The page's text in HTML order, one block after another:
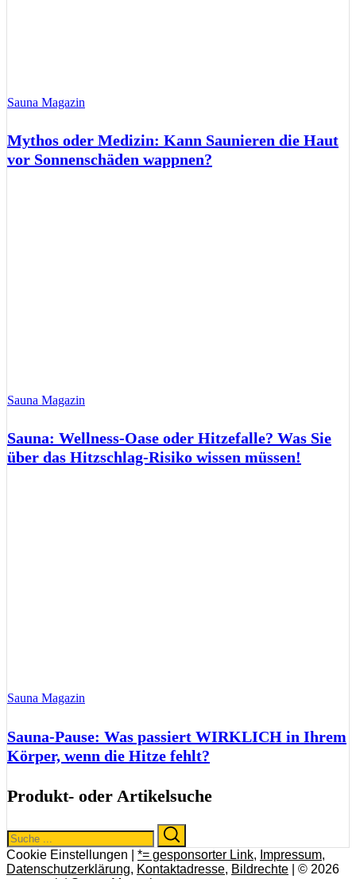
Sauna Magazin
Mythos oder Medizin: Kann Saunieren die Haut
vor Sonnenschäden wappnen?
Sauna Magazin
Sauna: Wellness-Oase oder Hitzefalle? Was Sie
über das Hitzschlag-Risiko wissen müssen!
Sauna Magazin
Sauna-Pause: Was passiert WIRKLICH in Ihrem
Körper, wenn die Hitze fehlt?
Produkt- oder Artikelsuche
Search
for:
Cookie Einstellungen | *= gesponsorter Link, Impressum,
Datenschutzerklärung, Kontaktadresse, Bildrechte | © 2026